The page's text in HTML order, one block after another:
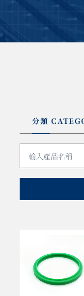
分類